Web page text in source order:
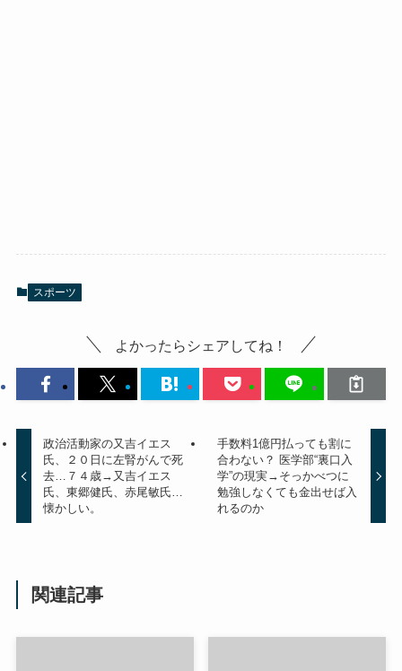
スポーツ
よかったらシェアしてね！
政治活動家の又吉イエス
氏、２０日に左腎がんで死
去…７４歳→又吉イエス
氏、東郷健氏、赤尾敏氏…
懐かしい。
手数料1億円払っても割に
合わない？ 医学部“裏口入
学”の現実→そっかべつに
勉強しなくても金出せば入
れるのか
関連記事